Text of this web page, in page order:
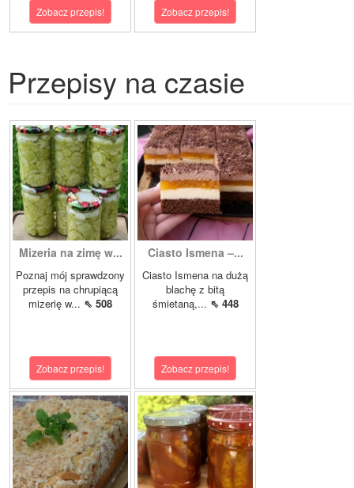
Zobacz przepis! Zobacz przepis!
Przepisy na czasie
Mizeria na zimę w...
Poznaj mój sprawdzony
przepis na chrupiącą
mizerię w... ⇖ 508
Zobacz przepis!
Ciasto Ismena –...
Ciasto Ismena na dużą
blachę z bitą
śmietaną,... ⇖ 448
Zobacz przepis!